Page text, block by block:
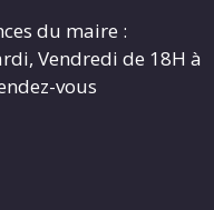
du maire :
Vendredi de 18H à
vous